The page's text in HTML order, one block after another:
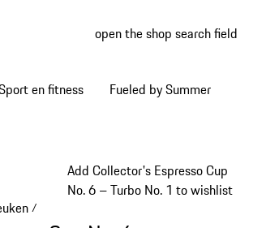
open the shop search field
en fitness Fueled by Summer
Add Collector's Espresso Cup
No. 6 – Turbo No. 1 to wishlist
/